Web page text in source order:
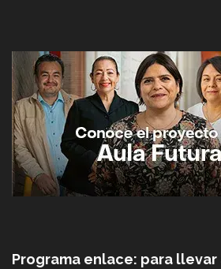
Programa enlace: para